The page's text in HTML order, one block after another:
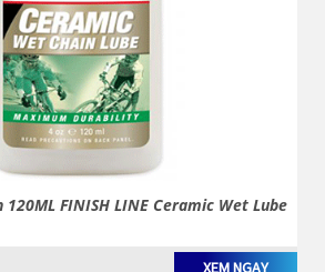
120ML FINISH LINE Ceramic Wet Lube
XEM NGAY